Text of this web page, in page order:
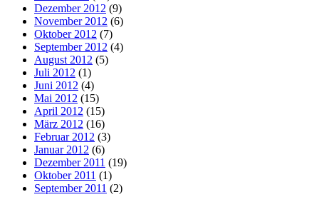
Dezember 2012 (9)
November 2012 (6)
Oktober 2012 (7)
September 2012 (4)
August 2012 (5)
Juli 2012 (1)
Juni 2012 (4)
Mai 2012 (15)
April 2012 (15)
März 2012 (16)
Februar 2012 (3)
Januar 2012 (6)
Dezember 2011 (19)
Oktober 2011 (1)
September 2011 (2)